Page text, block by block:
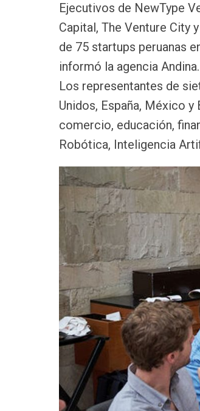
Ejecutivos de NewType
Capital, The Venture City
de 75 startups peruanas
informó la agencia Andina.
Los representantes de
Unidos, España, México
comercio, educación,
Robótica, Inteligencia